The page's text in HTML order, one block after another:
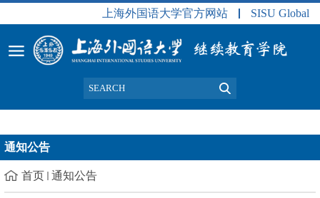
上海外国语大学官方网站 SISU Global
通知公告
首页 通知公告